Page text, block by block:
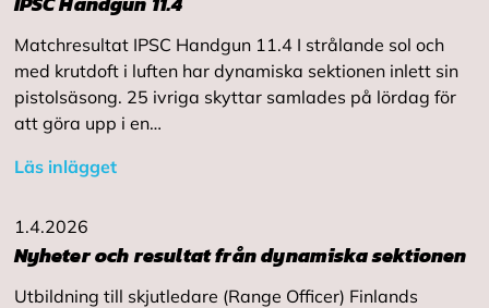
Matchresultat IPSC Handgun 11.4 I strålande sol och
med krutdoft i luften har dynamiska sektionen inlett sin
pistolsäsong. 25 ivriga skyttar samlades på lördag för
att göra upp i en…
Läs inlägget
1.4.2026
Nyheter och resultat från dynamiska sektionen
Utbildning till skjutledare (Range Officer) Finlands